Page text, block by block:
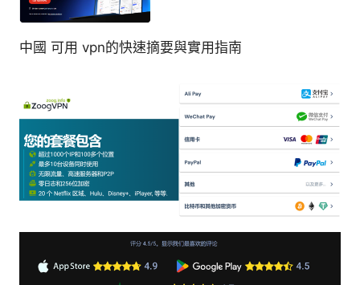
中國 可用 vpn的快速摘要與實用指南